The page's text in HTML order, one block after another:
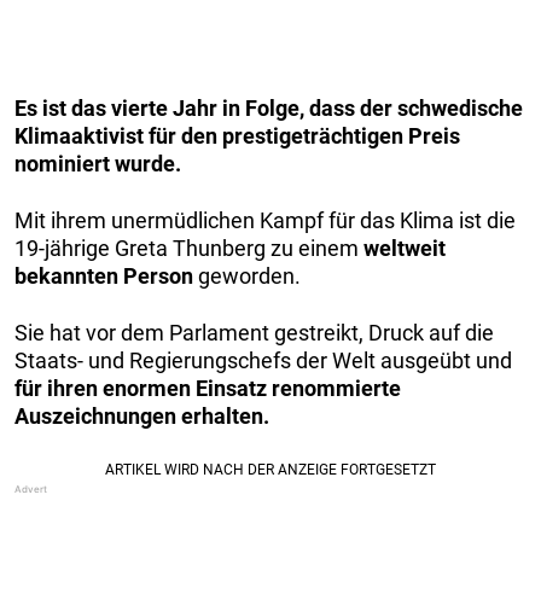
Es ist das vierte Jahr in Folge, dass der schwedische
Klimaaktivist für den prestigeträchtigen Preis
nominiert wurde.
Mit ihrem unermüdlichen Kampf für das Klima ist die
19-jährige Greta Thunberg zu einem weltweit
bekannten Persongeworden.
Sie hat vor dem Parlament gestreikt, Druck auf die
Staats- und Regierungschefs der Welt ausgeübt und
für ihren enormen Einsatz renommierte
Auszeichnungen erhalten.